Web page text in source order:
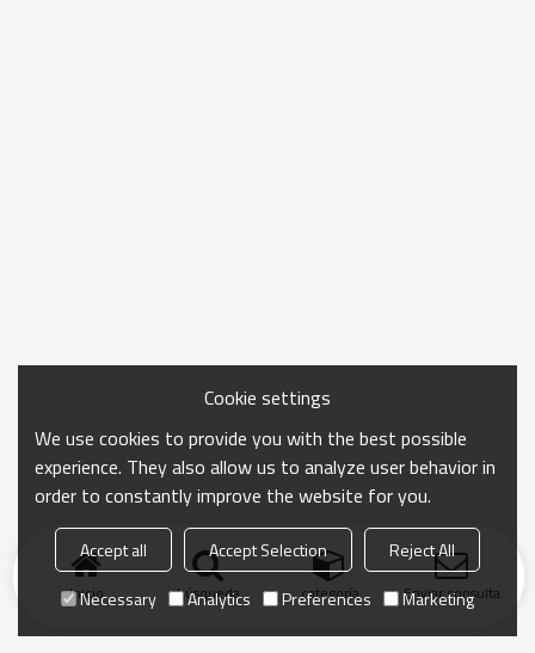
Inicio búsqueda categoría Enviar consulta
Cookie settings
We use cookies to provide you with the best possible
experience. They also allow us to analyze user behavior in
order to constantly improve the website for you.
Accept all Accept Selection
Reject All
Necessary
Analytics Preferences Marketing